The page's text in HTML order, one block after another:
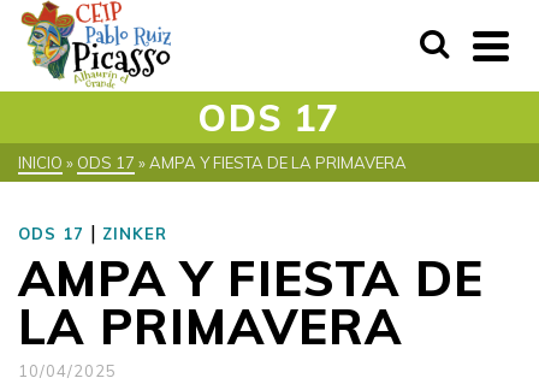
ODS 17
INICIO » ODS 17 »AMPA Y FIESTA DE LA PRIMAVERA
ODS 17 | ZINKER
AMPA Y FIESTA DE
LA PRIMAVERA
10/04/2025